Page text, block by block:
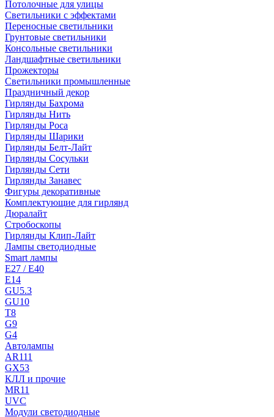
Потолочные для улицы
Светильники с эффектами
Переносные светильники
Грунтовые светильники
Консольные светильники
Ландшафтные светильники
Прожекторы
Светильники промышленные
Праздничный декор
Гирлянды Бахрома
Гирлянды Нить
Гирлянды Роса
Гирлянды Шарики
Гирлянды Белт-Лайт
Гирлянды Сосульки
Гирлянды Сети
Гирлянды Занавес
Фигуры декоративные
Комплектующие для гирлянд
Дюралайт
Стробоскопы
Гирлянды Клип-Лайт
Лампы светодиодные
Smart лампы
E27 / E40
E14
GU5.3
GU10
T8
G9
G4
Автолампы
AR111
GX53
КЛЛ и прочие
MR11
UVC
Модули светодиодные